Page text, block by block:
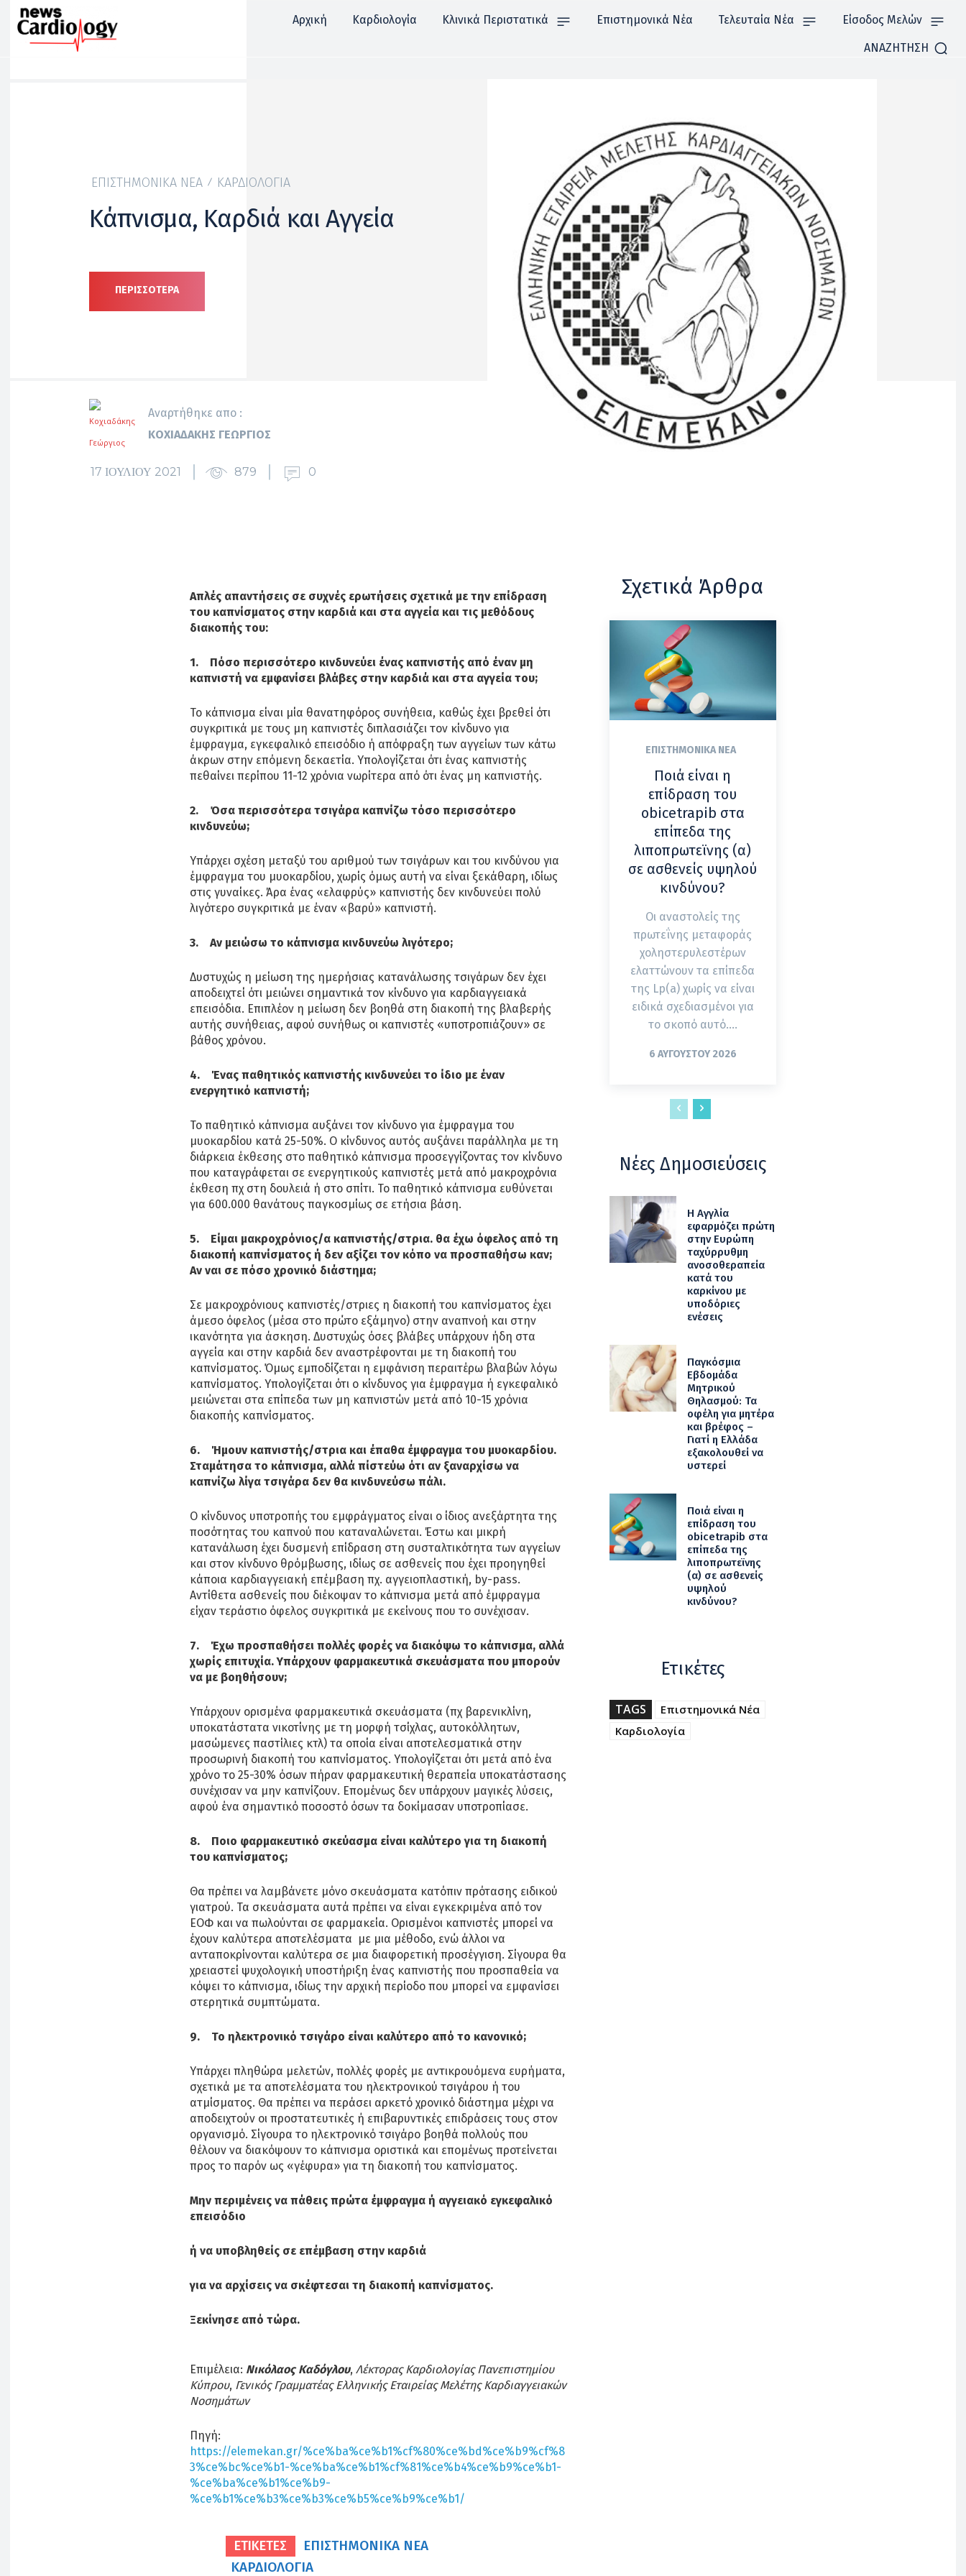
Αρχική Καρδιολογία Κλινικά Περιστατικά Επιστημονικά Νέα Τελευταία Νέα Είσοδος Μελών
ΑΝΑΖΗΤΗΣΗ
ΕΠΙΣΤΗΜΟΝΙΚΆ ΝΈΑ ΚΑΡΔΙΟΛΟΓΊΑ
Κάπνισμα, Καρδιά και Αγγεία
ΠΕΡΙΣΣΟΤΕΡΑ
Αναρτήθηκε απο :
ΚΟΧΙΑΔΆΚΗΣ ΓΕΏΡΓΙΟΣ
17 ΙΟΥΛΊΟΥ 2021 879 0
Απλές απαντήσεις σε συχνές ερωτήσεις σχετικά με την επίδραση
του καπνίσματος στην καρδιά και στα αγγεία και τις μεθόδους
διακοπής του:
1. Πόσο περισσότερο κινδυνεύει ένας καπνιστής από έναν μη
καπνιστή να εμφανίσει βλάβες στην καρδιά και στα αγγεία του;
Το κάπνισμα είναι μία θανατηφόρος συνήθεια, καθώς έχει βρεθεί ότι
συγκριτικά με τους μη καπνιστές διπλασιάζει τον κίνδυνο για
έμφραγμα, εγκεφαλικό επεισόδιο ή απόφραξη των αγγείων των κάτω
άκρων στην επόμενη δεκαετία. Υπολογίζεται ότι ένας καπνιστής
πεθαίνει περίπου 11-12 χρόνια νωρίτερα από ότι ένας μη καπνιστής.
2. Όσα περισσότερα τσιγάρα καπνίζω τόσο περισσότερο
κινδυνεύω;
Υπάρχει σχέση μεταξύ του αριθμού των τσιγάρων και του κινδύνου για
έμφραγμα του μυοκαρδίου, χωρίς όμως αυτή να είναι ξεκάθαρη, ιδίως
στις γυναίκες. Άρα ένας «ελαφρύς» καπνιστής δεν κινδυνεύει πολύ
λιγότερο συγκριτικά με έναν «βαρύ» καπνιστή.
3. Αν μειώσω το κάπνισμα κινδυνεύω λιγότερο;
Δυστυχώς η μείωση της ημερήσιας κατανάλωσης τσιγάρων δεν έχει
αποδειχτεί ότι μειώνει σημαντικά τον κίνδυνο για καρδιαγγειακά
επεισόδια. Επιπλέον η μείωση δεν βοηθά στη διακοπή της βλαβερής
αυτής συνήθειας, αφού συνήθως οι καπνιστές «υποτροπιάζουν» σε
βάθος χρόνου.
4. Ένας παθητικός καπνιστής κινδυνεύει το ίδιο με έναν
ενεργητικό καπνιστή;
Το παθητικό κάπνισμα αυξάνει τον κίνδυνο για έμφραγμα του
μυοκαρδίου κατά 25-50%. Ο κίνδυνος αυτός αυξάνει παράλληλα με τη
διάρκεια έκθεσης στο παθητικό κάπνισμα προσεγγίζοντας τον κίνδυνο
που καταγράφεται σε ενεργητικούς καπνιστές μετά από μακροχρόνια
έκθεση πχ στη δουλειά ή στο σπίτι. Το παθητικό κάπνισµα ευθύνεται
για 600.000 θανάτους παγκοσµίως σε ετήσια βάση.
5. Είμαι μακροχρόνιος/α καπνιστής/στρια. θα έχω όφελος από τη
διακοπή καπνίσματος ή δεν αξίζει τον κόπο να προσπαθήσω καν;
Αν ναι σε πόσο χρονικό διάστημα;
Σε μακροχρόνιους καπνιστές/στριες η διακοπή του καπνίσματος έχει
άμεσο όφελος (μέσα στο πρώτο εξάμηνο) στην αναπνοή και στην
ικανότητα για άσκηση. Δυστυχώς όσες βλάβες υπάρχουν ήδη στα
αγγεία και στην καρδιά δεν αναστρέφονται με τη διακοπή του
καπνίσματος. Όμως εμποδίζεται η εμφάνιση περαιτέρω βλαβών λόγω
καπνίσματος. Υπολογίζεται ότι ο κίνδυνος για έμφραγμα ή εγκεφαλικό
μειώνεται στα επίπεδα των μη καπνιστών μετά από 10-15 χρόνια
διακοπής καπνίσματος.
6. Ήμουν καπνιστής/στρια και έπαθα έμφραγμα του μυοκαρδίου.
Σταμάτησα το κάπνισμα, αλλά πίστεύω ότι αν ξαναρχίσω να
καπνίζω λίγα τσιγάρα δεν θα κινδυνεύσω πάλι.
Ο κίνδυνος υποτροπής του εμφράγματος είναι ο ίδιος ανεξάρτητα της
ποσότητας του καπνού που καταναλώνεται. Έστω και μικρή
κατανάλωση έχει δυσμενή επίδραση στη συσταλτικότητα των αγγείων
και στον κίνδυνο θρόμβωσης, ιδίως σε ασθενείς που έχει προηγηθεί
κάποια καρδιαγγειακή επέμβαση πχ. αγγειοπλαστική, by-pass.
Αντίθετα ασθενείς που διέκοψαν το κάπνισμα μετά από έμφραγμα
είχαν τεράστιο όφελος συγκριτικά με εκείνους που το συνέχισαν.
7. Έχω προσπαθήσει πολλές φορές να διακόψω το κάπνισμα, αλλά
χωρίς επιτυχία. Υπάρχουν φαρμακευτικά σκευάσματα που μπορούν
να με βοηθήσουν;
Υπάρχουν ορισμένα φαρμακευτικά σκευάσματα (πχ βαρενικλίνη,
υποκατάστατα νικοτίνης με τη μορφή τσίχλας, αυτοκόλλητων,
μασώμενες παστίλιες κτλ) τα οποία είναι αποτελεσματικά στην
προσωρινή διακοπή του καπνίσματος. Υπολογίζεται ότι μετά από ένα
χρόνο το 25-30% όσων πήραν φαρμακευτική θεραπεία υποκατάστασης
συνέχισαν να μην καπνίζουν. Επομένως δεν υπάρχουν μαγικές λύσεις,
αφού ένα σημαντικό ποσοστό όσων τα δοκίμασαν υποτροπίασε.
8. Ποιο φαρμακευτικό σκεύασμα είναι καλύτερο για τη διακοπή
του καπνίσματος;
Θα πρέπει να λαμβάνετε μόνο σκευάσματα κατόπιν πρότασης ειδικού
γιατρού. Τα σκευάσματα αυτά πρέπει να είναι εγκεκριμένα από τον
ΕΟΦ και να πωλούνται σε φαρμακεία. Ορισμένοι καπνιστές μπορεί να
έχουν καλύτερα αποτελέσματα με μια μέθοδο, ενώ άλλοι να
ανταποκρίνονται καλύτερα σε μια διαφορετική προσέγγιση. Σίγουρα θα
χρειαστεί ψυχολογική υποστήριξη ένας καπνιστής που προσπαθεία να
κόψει το κάπνισμα, ιδίως την αρχική περίοδο που μπορεί να εμφανίσει
στερητικά συμπτώματα.
9. Το ηλεκτρονικό τσιγάρο είναι καλύτερο από το κανονικό;
Υπάρχει πληθώρα μελετών, πολλές φορές με αντικρουόμενα ευρήματα,
σχετικά με τα αποτελέσματα του ηλεκτρονικού τσιγάρου ή του
ατμίσματος. Θα πρέπει να περάσει αρκετό χρονικό διάστημα μέχρι να
αποδειχτούν οι προστατευτικές ή επιβαρυντικές επιδράσεις τους στον
οργανισμό. Σίγουρα το ηλεκτρονικό τσιγάρο βοηθά πολλούς που
θέλουν να διακόψουν το κάπνισμα οριστικά και επομένως προτείνεται
προς το παρόν ως «γέφυρα» για τη διακοπή του καπνίσματος.
Μην περιμένεις να πάθεις πρώτα έμφραγμα ή αγγειακό εγκεφαλικό
επεισόδιο
ή να υποβληθείς σε επέμβαση στην καρδιά
για να αρχίσεις να σκέφτεσαι τη διακοπή καπνίσματος.
Ξεκίνησε από τώρα.
Επιμέλεια: Νικόλαος Καδόγλου, Λέκτορας Καρδιολογίας Πανεπιστημίου
Κύπρου, Γενικός Γραμματέας Ελληνικής Εταιρείας Μελέτης Καρδιαγγειακών
Νοσημάτων
Πηγή:
https://elemekan.gr/%ce%ba%ce%b1%cf%80%ce%bd%ce%b9%cf%8
3%ce%bc%ce%b1-%ce%ba%ce%b1%cf%81%ce%b4%ce%b9%ce%b1-
%ce%ba%ce%b1%ce%b9-
%ce%b1%ce%b3%ce%b3%ce%b5%ce%b9%ce%b1/
ΕΤΙΚΕΤΕΣ
ΕΠΙΣΤΗΜΟΝΙΚΆ ΝΈΑ
ΚΑΡΔΙΟΛΟΓΊΑ
Σχετικά Άρθρα
ΕΠΙΣΤΗΜΟΝΙΚΆ ΝΈΑ
Ποιά είναι η
επίδραση του
obicetrapib στα
επίπεδα της
λιποπρωτεϊνης (α)
σε ασθενείς υψηλού
κινδύνου?
Οι αναστολείς της
πρωτεΐνης μεταφοράς
χοληστερυλεστέρων
ελαττώνουν τα επίπεδα
της Lp(a) χωρίς να είναι
ειδικά σχεδιασμένοι για
το σκοπό αυτό....
6 ΑΥΓΟΎΣΤΟΥ 2026
Νέες Δημοσιεύσεις
Η Αγγλία
εφαρμόζει πρώτη
στην Ευρώπη
ταχύρρυθμη
ανοσοθεραπεία
κατά του
καρκίνου με
υποδόριες
ενέσεις
Παγκόσμια
Εβδομάδα
Μητρικού
Θηλασμού: Τα
οφέλη για μητέρα
και βρέφος –
Γιατί η Ελλάδα
εξακολουθεί να
υστερεί
Ποιά είναι η
επίδραση του
obicetrapib στα
επίπεδα της
λιποπρωτεϊνης
(α) σε ασθενείς
υψηλού
κινδύνου?
Ετικέτες
TAGS
Επιστημονικά Νέα
Καρδιολογία